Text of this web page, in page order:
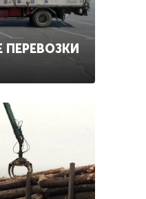
ПЕРЕВОЗКИ